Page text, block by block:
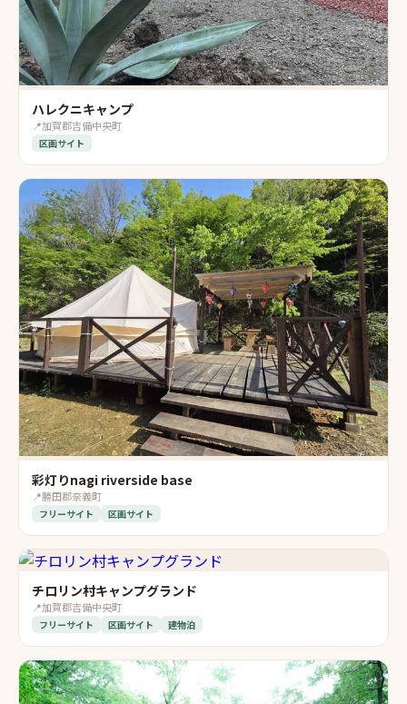
ハレクニキャンプ
📍加賀郡吉備中央町
区画サイト
彩灯りnagi riverside base
📍勝田郡奈義町
フリーサイト 区画サイト
チロリン村キャンプグランド
📍加賀郡吉備中央町
フリーサイト 区画サイト 建物泊